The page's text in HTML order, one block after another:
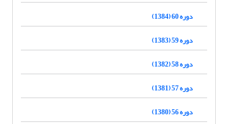
دوره 60 (1384)
دوره 59 (1383)
دوره 58 (1382)
دوره 57 (1381)
دوره 56 (1380)